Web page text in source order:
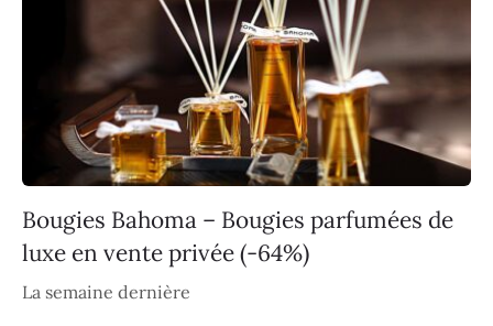
Bougies Bahoma – Bougies parfumées de
luxe en vente privée (-64%)
La semaine dernière